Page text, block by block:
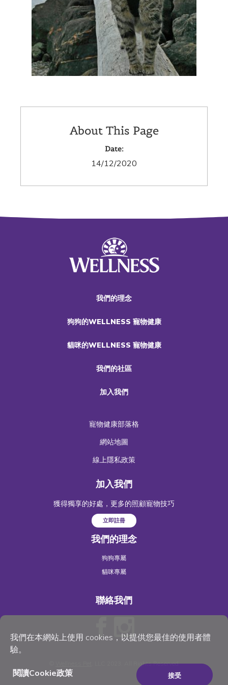
我們在本網站上使用 cookies，以提供您最佳的使用者體
驗。
閱讀Cookie政策 接受
About This Page
Date:
14/12/2020
我們的理念
狗狗的WELLNESS 寵物健康
貓咪的WELLNESS 寵物健康
我們的社區
加入我們
寵物健康部落格
網站地圖
線上隱私政策
加入我們
獲得獨享的好處，更多的照顧寵物技巧
立即註冊
我們的理念
狗狗專屬
貓咪專屬
聯絡我們
, LLC 2023. All Rights Reserved